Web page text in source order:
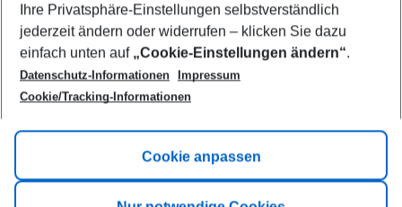
Footer
Footer navigation
Title A
Link A
Ihre Privatsphäre-Einstellungen selbstverständlich
jederzeit ändern oder widerrufen – klicken Sie dazu
einfach unten auf „Cookie-Einstellungen ändern“.
Datenschutz-Informationen
Impressum
Cookie/Tracking-Informationen
Cookie anpassen